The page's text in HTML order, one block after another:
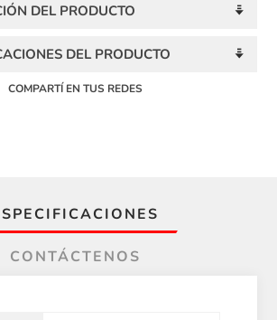
DEL PRODUCTO
DEL PRODUCTO
COMPARTÍ EN TUS REDES
CONTÁCTENOS